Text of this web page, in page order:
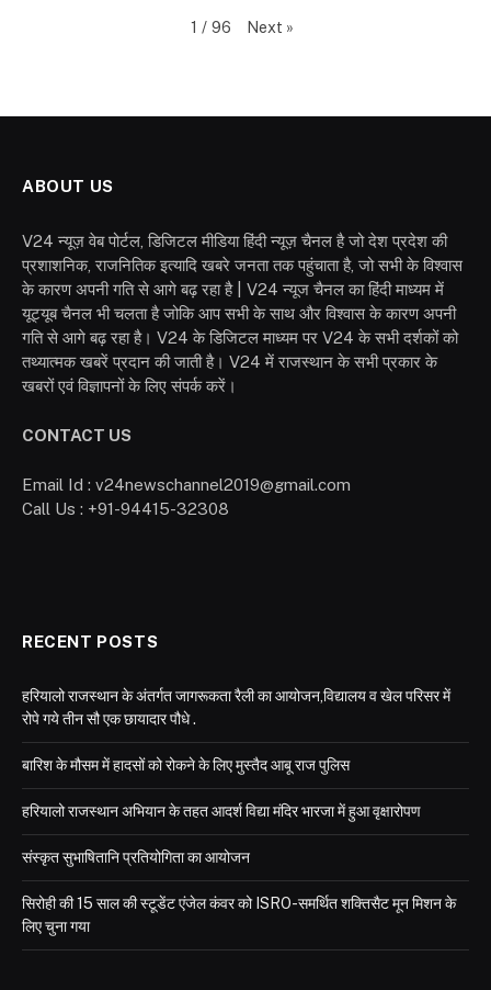
1 / 96 Next »
ABOUT US
V24 न्यूज़ वेब पोर्टल, डिजिटल मीडिया हिंदी न्यूज़ चैनल है जो देश प्रदेश की
प्रशाशनिक, राजनितिक इत्यादि खबरे जनता तक पहुंचाता है, जो सभी के विश्वास
के कारण अपनी गति से आगे बढ़ रहा है | V24 न्यूज चैनल का हिंदी माध्यम में
यूट्यूब चैनल भी चलता है जोकि आप सभी के साथ और विश्वास के कारण अपनी
गति से आगे बढ़ रहा है। V24 के डिजिटल माध्यम पर V24 के सभी दर्शकों को
तथ्यात्मक खबरें प्रदान की जाती है। V24 में राजस्थान के सभी प्रकार के
खबरों एवं विज्ञापनों के लिए संपर्क करें।
CONTACT US
Email Id : v24newschannel2019@gmail.com
Call Us : +91-94415-32308
RECENT POSTS
हरियालो राजस्थान के अंतर्गत जागरूकता रैली का आयोजन,विद्यालय व खेल परिसर में
रोपे गये तीन सौ एक छायादार पौधे .
बारिश के मौसम में हादसों को रोकने के लिए मुस्तैद आबू राज पुलिस
हरियालो राजस्थान अभियान के तहत आदर्श विद्या मंदिर भारजा में हुआ वृक्षारोपण
संस्कृत सुभाषितानि प्रतियोगिता का आयोजन
सिरोही की 15 साल की स्टूडेंट एंजेल कंवर को ISRO-समर्थित शक्तिसैट मून मिशन के
लिए चुना गया